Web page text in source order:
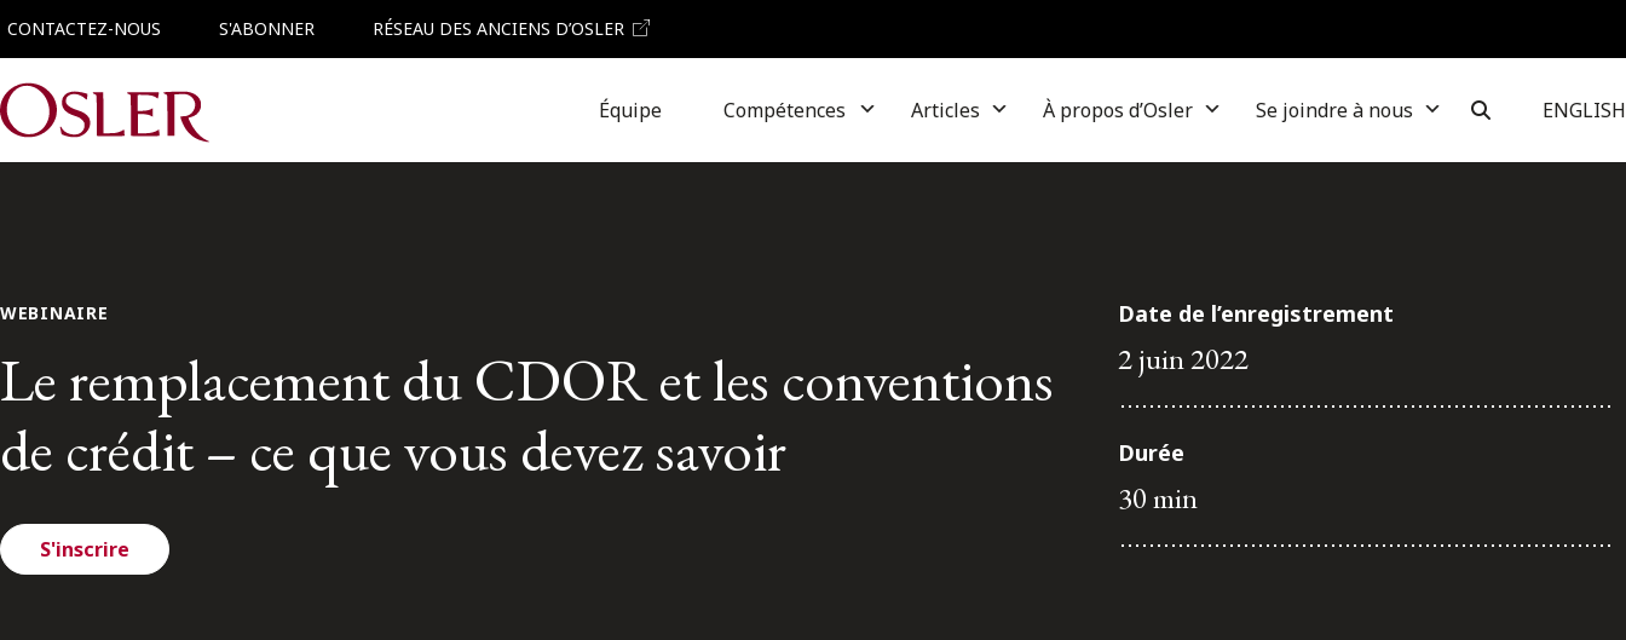
CONTACTEZ-NOUS S'ABONNER RÉSEAU DES ANCIENS D’OSLER
Main Navigation Équipe Compétences Articles À propos d’Osler Se joindre à nous ENGLISH
WEBINAIRE
Le remplacement du CDOR et les conventions
de crédit – ce que vous devez savoir
S'inscrire
Date de l’enregistrement
2 juin 2022
Durée
30 min